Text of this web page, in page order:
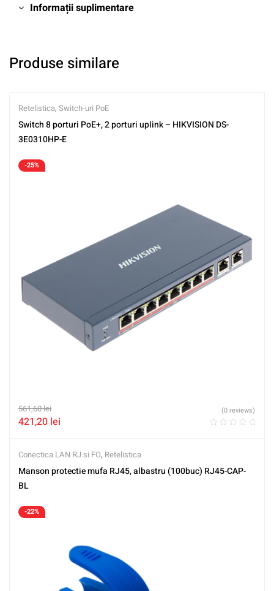
Informații suplimentare
Produse similare
Retelistica, Switch-uri PoE
Switch 8 porturi PoE+, 2 porturi uplink – HIKVISION DS-
3E0310HP-E
-25%
561,60lei
421,20 lei
(0 reviews)
Conectica LAN RJ si FO, Retelistica
Manson protectie mufa RJ45, albastru (100buc) RJ45-CAP-
BL
-22%